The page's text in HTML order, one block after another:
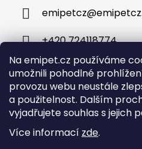
Na emipet.cz používáme
umožnili pohodlné
provozu webu neustále
a použitelnost. Dalším
vyjadřujete souhlas s jejich
Více informací zde.
emipetcz@
+420 724118774
Instagram